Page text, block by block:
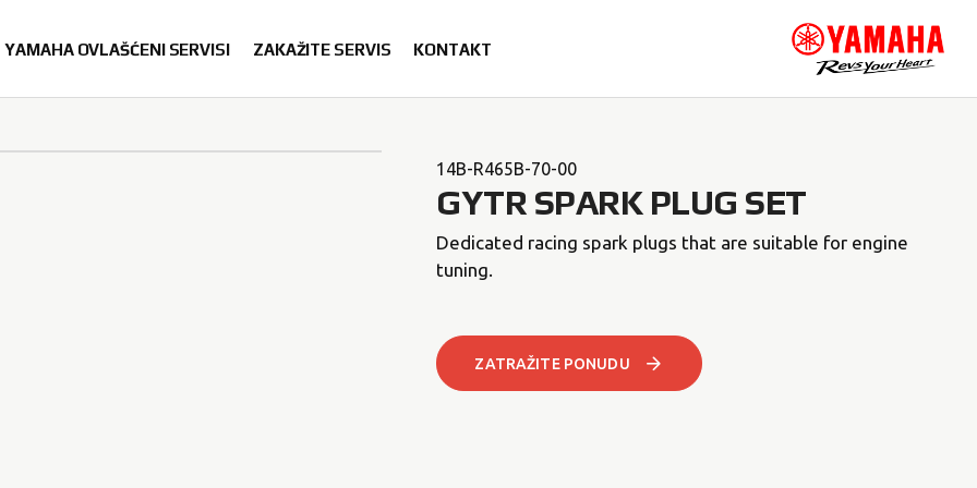
YAMAHA OVLAŠĆENI SERVISI ZAKAŽITE SERVIS KONTAKT
14B-R465B-70-00
GYTR SPARK PLUG SET
Dedicated racing spark plugs that are suitable for engine
tuning.
ZATRAŽITE PONUDU